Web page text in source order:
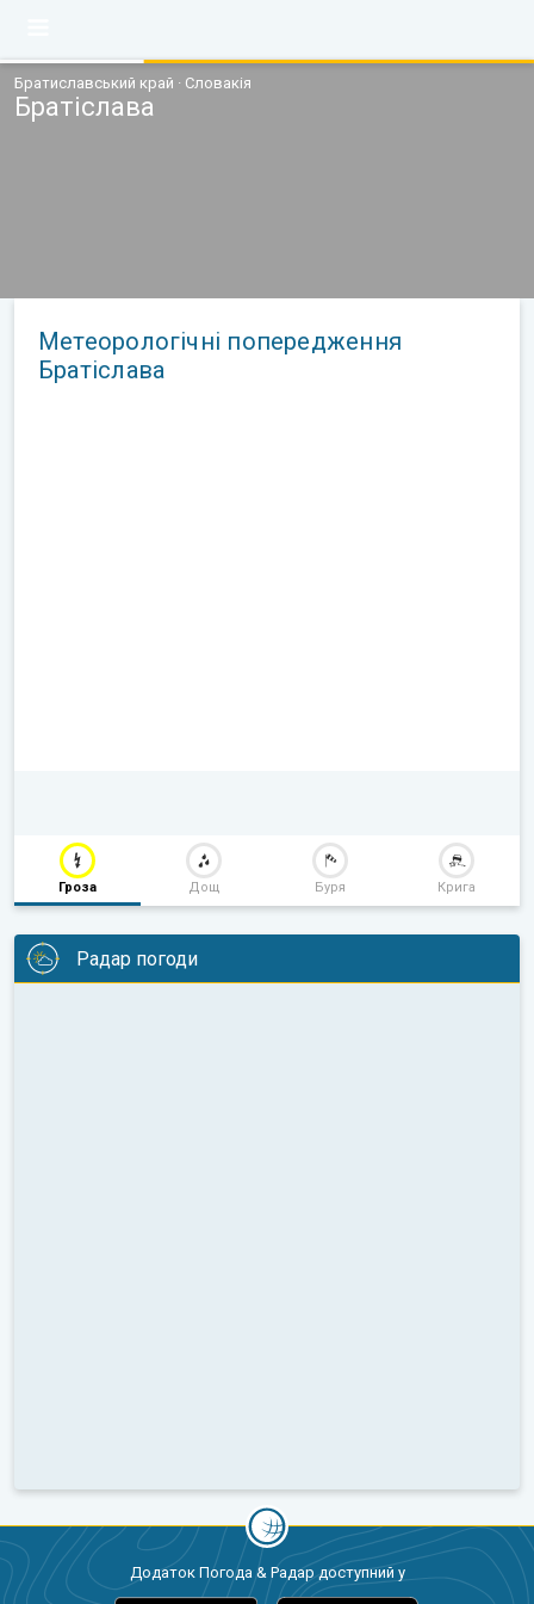
Братиславський край · Словакія
Братіслава
Метеорологічні попередження
Братіслава
Гроза Дощ Буря Крига
Радар погоди
Додаток Погода & Радар доступний у